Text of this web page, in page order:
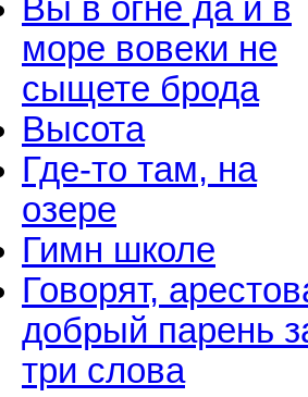
Вы в огне да и в
море вовеки не
сыщете брода
Высота
Где-то там, на
озере
Гимн школе
Говорят,
добрый парень
три слова